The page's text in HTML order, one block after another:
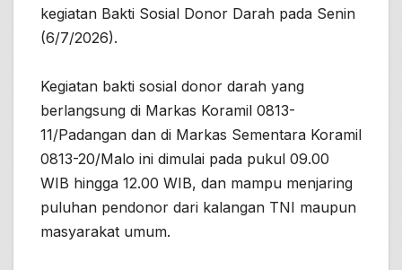
kegiatan Bakti Sosial Donor Darah pada Senin
(6/7/2026).
Kegiatan bakti sosial donor darah yang
berlangsung di Markas Koramil 0813-
11/Padangan dan di Markas Sementara Koramil
0813-20/Malo ini dimulai pada pukul 09.00
WIB hingga 12.00 WIB, dan mampu menjaring
puluhan pendonor dari kalangan TNI maupun
masyarakat umum.